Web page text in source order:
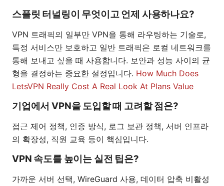
스플릿 터널링이 무엇이고 언제 사용하나요?
VPN 트래픽의 일부만 VPN을 통해 라우팅하는 기술로,
특정 서비스만 보호하고 일반 트래픽은 로컬 네트워크를
통해 보내고 싶을 때 사용합니다. 보안과 성능 사이의 균
형을 결정하는 중요한 설정입니다. How Much Does
LetsVPN Really Cost A Real Look At Plans Value
기업에서 VPN을 도입할 때 고려할 점은?
접근 제어 정책, 인증 방식, 로그 보관 정책, 서버 인프라
의 확장성, 직원 교육 등이 핵심입니다.
VPN 속도를 높이는 실전 팁은?
가까운 서버 선택, WireGuard 사용, 데이터 압축 비활성